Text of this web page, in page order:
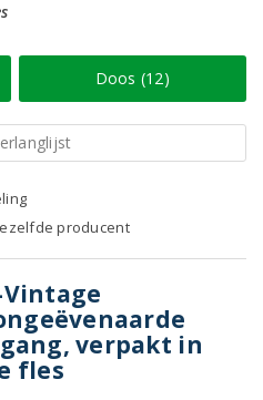
Doos (12)
producent
verpakt in
fles